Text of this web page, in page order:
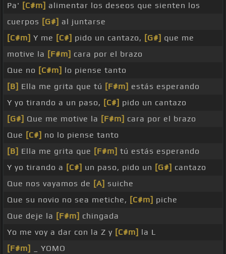
Pa' [C#m] alimentar los deseos que sienten los
cuerpos [G#] al juntarse
[C#m] Y me [C#] pido un cantazo, [G#] que me
motive la [F#m] cara por el brazo
Que no [C#m] lo piense tanto
[B] Ella me grita que tú [F#m] estás esperando
Y yo tirando a un paso, [C#] pido un cantazo
[G#] Que me motive la [F#m] cara por el brazo
Que [C#] no lo piense tanto
[B] Ella me grita que [F#m] tú estás esperando
Y yo tirando a [C#] un paso, pido un [G#] cantazo
Que nos vayamos de [A] suiche
Que su novio no sea metiche, [C#m] piche
Que deje la [F#m] chingada
Yo me voy a dar con la Z y [C#m] la L
[F#m]
_ YOMO